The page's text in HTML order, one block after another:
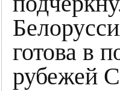
готова в
рубежей